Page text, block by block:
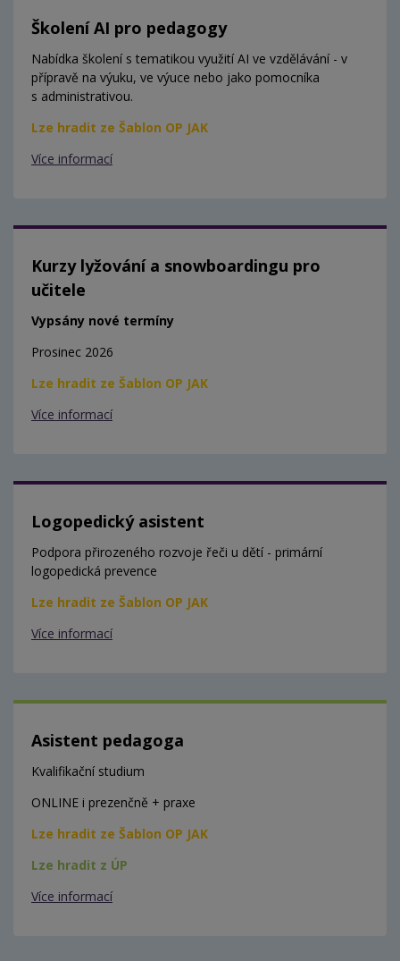
Školení AI pro pedagogy
Nabídka školení s tematikou využití AI ve vzdělávání - v
přípravě na výuku, ve výuce nebo jako pomocníka
s administrativou.
Lze hradit ze Šablon OP JAK
Více informací
Kurzy lyžování a snowboardingu pro
učitele
Vypsány nové termíny
Prosinec 2026
Lze hradit ze Šablon OP JAK
Více informací
Logopedický asistent
Podpora přirozeného rozvoje řeči u dětí - primární
logopedická prevence
Lze hradit ze Šablon OP JAK
Více informací
Asistent pedagoga
Kvalifikační studium
ONLINE i prezenčně + praxe
Lze hradit ze Šablon OP JAK
Lze hradit z ÚP
Více informací